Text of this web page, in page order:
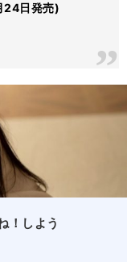
24日発売)
！しよう